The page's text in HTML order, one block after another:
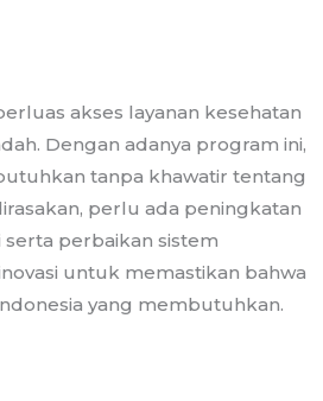
akses layanan kesehatan
Dengan adanya program ini,
tanpa khawatir tentang
perlu ada peningkatan
perbaikan sistem
untuk memastikan bahwa
yang membutuhkan.